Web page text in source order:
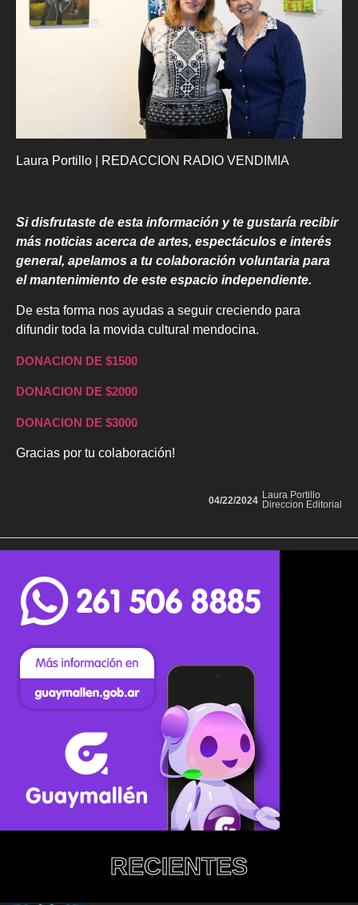
Laura Portillo | REDACCION RADIO VENDIMIA
Si disfrutaste de esta información y te gustaría recibir
más noticias acerca de artes, espectáculos e interés
general, apelamos a tu colaboración voluntaria para
el mantenimiento de este espacio independiente.
De esta forma nos ayudas a seguir creciendo para
difundir toda la movida cultural mendocina.
DONACION DE $1500
DONACION DE $2000
DONACION DE $3000
Gracias por tu colaboración!
Laura Portillo
Direccion Editorial
04/22/2024
RECIENTES